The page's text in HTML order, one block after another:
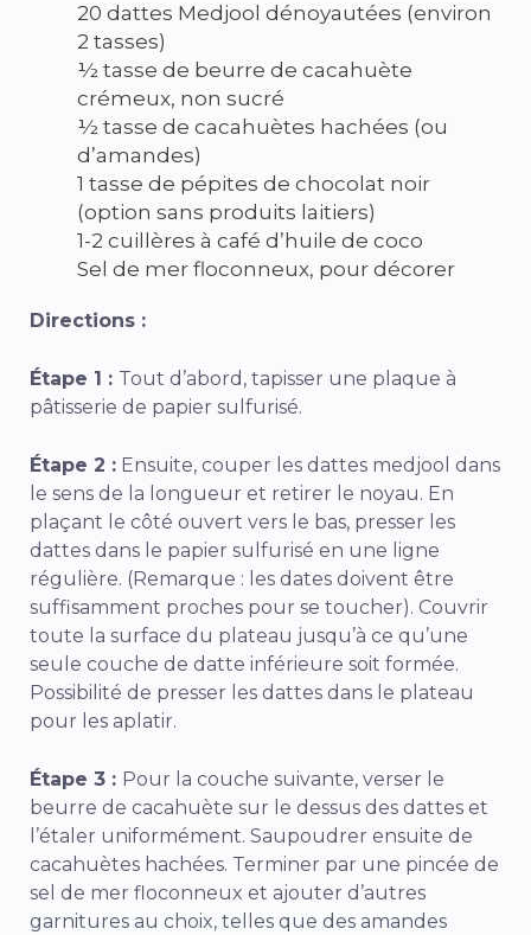
20 dattes Medjool dénoyautées (environ
2 tasses)
½ tasse de beurre de cacahuète
crémeux, non sucré
½ tasse de cacahuètes hachées (ou
d’amandes)
1 tasse de pépites de chocolat noir
(option sans produits laitiers)
1-2 cuillères à café d’huile de coco
Sel de mer floconneux, pour décorer
Directions :
Étape 1 : Tout d’abord, tapisser une plaque à
pâtisserie de papier sulfurisé.
Étape 2 : Ensuite, couper les dattes medjool dans
le sens de la longueur et retirer le noyau. En
plaçant le côté ouvert vers le bas, presser les
dattes dans le papier sulfurisé en une ligne
régulière. (Remarque : les dates doivent être
suffisamment proches pour se toucher). Couvrir
toute la surface du plateau jusqu’à ce qu’une
seule couche de datte inférieure soit formée.
Possibilité de presser les dattes dans le plateau
pour les aplatir.
Étape 3 : Pour la couche suivante, verser le
beurre de cacahuète sur le dessus des dattes et
l’étaler uniformément. Saupoudrer ensuite de
cacahuètes hachées. Terminer par une pincée de
sel de mer floconneux et ajouter d’autres
garnitures au choix, telles que des amandes